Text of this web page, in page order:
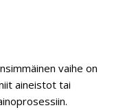
vaihe on
aineistot tai